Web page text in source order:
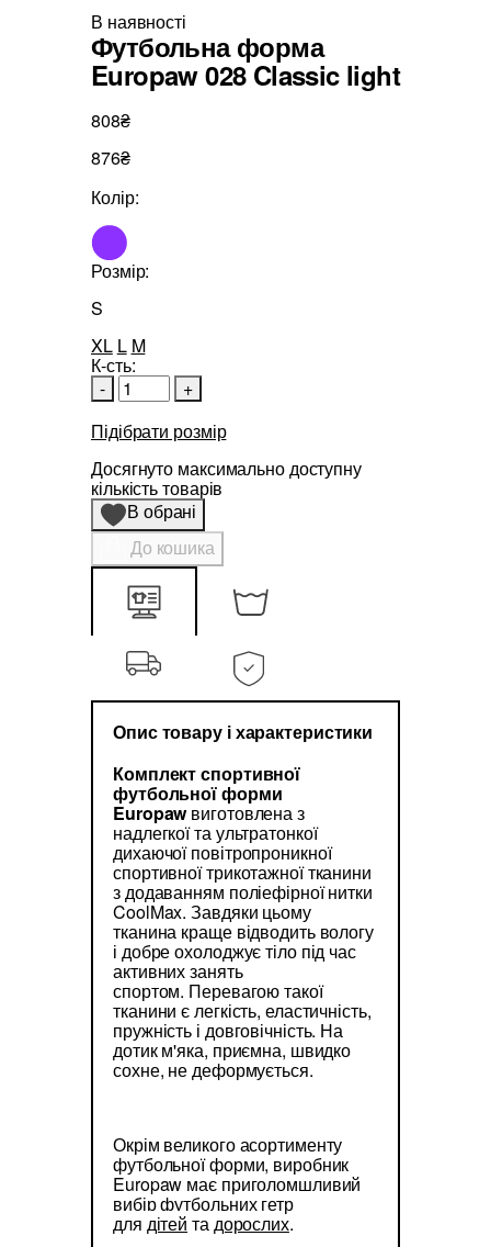
В наявності
Футбольна форма
Europaw 028 Classic light
808₴
876₴
Колір:
Розмір:
S
XL L M
К-сть:
-
+
Підібрати розмір
Досягнуто максимально доступну
кількість товарів
В обрані
До кошика
Опис товару і характеристики
Комплект спортивної
футбольної форми
Europawвиготовлена з
надлегкої та ультратонкої
дихаючої повітропроникної
спортивної трикотажної тканини
з додаванням поліефірної нитки
CoolMax. Завдяки цьому
тканина краще відводить вологу
і добре охолоджує тіло під час
активних занять
спортом. Перевагою такої
тканини є легкість, еластичність,
пружність і довговічність. На
дотик м'яка, приємна, швидко
сохне, не деформується.
Окрім великого асортименту
футбольної форми, виробник
Europaw має приголомшливий
вибір футбольних гетр
для дітей тадорослих.